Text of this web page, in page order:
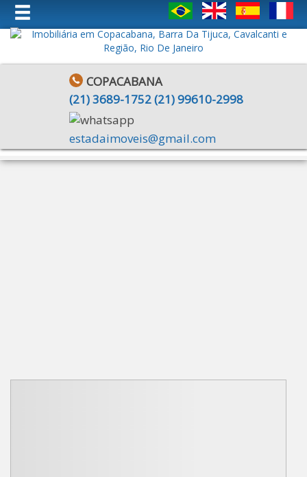
COPACABANA
(21)3689-1752(21)99610-2998
estadaimoveis@gmail.com